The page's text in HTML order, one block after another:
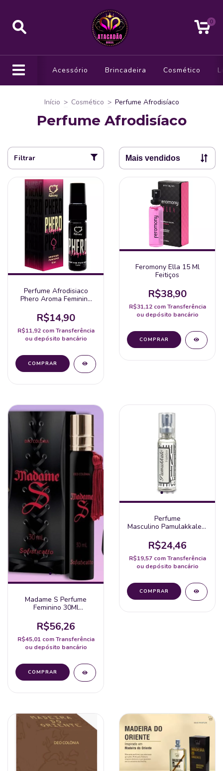
0
Acessório Brincadeira Cosmético
Início > Cosmético > Perfume Afrodisíaco
Perfume Afrodisíaco
Filtrar
Perfume Afrodisiaco
Phero Aroma Feminino
R$14,90
R$11,92 com Transferência
ou depósito bancário
Feromony Ella 15 Ml
Feitiços
R$38,90
R$31,12 com Transferência
ou depósito bancário
Madame S Perfume
Feminino 30Ml
R$56,26
R$45,01 com Transferência
ou depósito bancário
Perfume
Masculino Pamulakkale 15Ml
R$24,46
R$19,57 com Transferência
ou depósito bancário